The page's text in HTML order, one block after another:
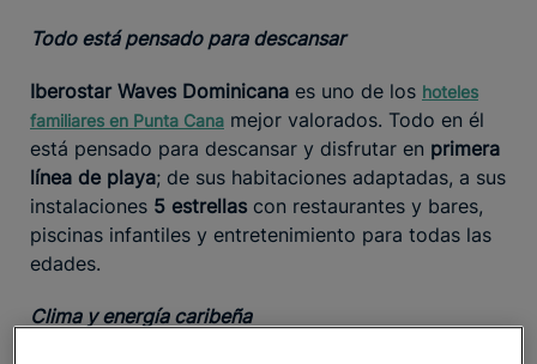
Todo está pensado para descansar
Iberostar Waves Dominicana es uno de los hoteles
familiares en Punta Cana mejor valorados. Todo en él
está pensado para descansar y disfrutar en primera
línea de playa; de sus habitaciones adaptadas, a sus
instalaciones 5 estrellas con restaurantes y bares,
piscinas infantiles y entretenimiento para todas las
edades.
Clima y energía caribeña